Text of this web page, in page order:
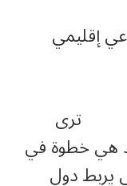
إقليمي
هي خطوة في
يربط دول